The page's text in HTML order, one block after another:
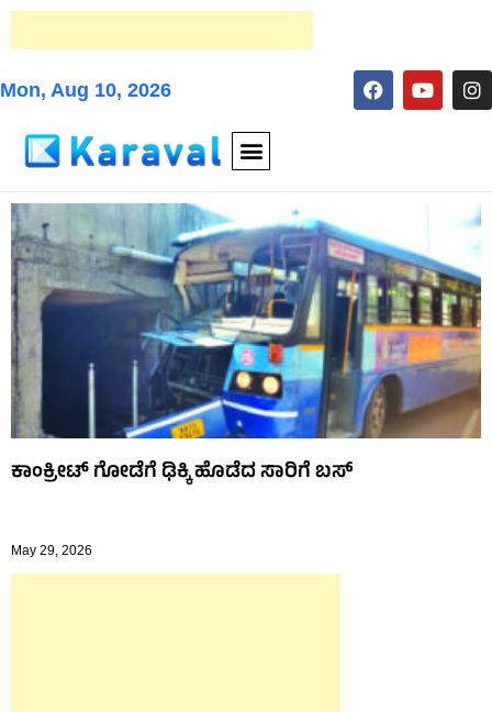
Mon, Aug 10, 2026
ಕಾಂಕ್ರೀಟ್ ಗೋಡೆಗೆ ಢಿಕ್ಕಿ ಹೊಡೆದ ಸಾರಿಗೆ ಬಸ್
May 29, 2026